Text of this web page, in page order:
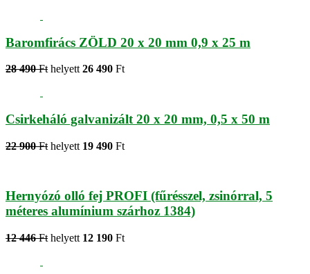
Baromfirács ZÖLD 20 x 20 mm 0,9 x 25 m
28 490 Ft helyett 26 490 Ft
Csirkeháló galvanizált 20 x 20 mm, 0,5 x 50 m
22 900 Ft helyett 19 490 Ft
Hernyózó olló fej PROFI (fűrésszel, zsinórral, 5
méteres alumínium szárhoz 1384)
12 446 Ft helyett 12 190 Ft